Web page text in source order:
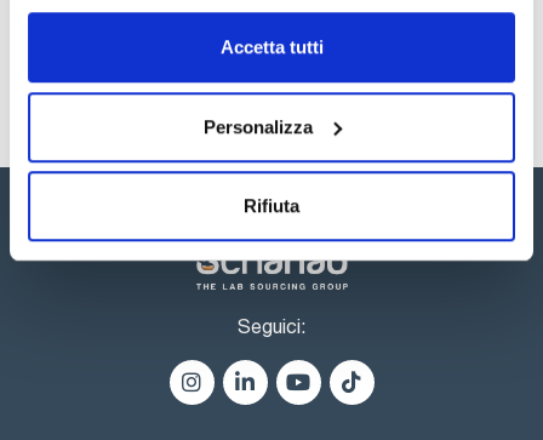
Accetta tutti
Personalizza
Rifiuta
sottoposti a test completi per garantire la corretta tenuta e
- Identificazione precisa: tutti i filtri sono stampati con il
una facile identificazione anche all'esterno della confezione
- Alloggiamento in acrilico modificato per supportare la
l'iniezione che l'aspirazione del campione.
Registrati per i download
Seguici: